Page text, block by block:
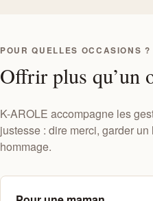
POUR QUELLES OCCASIONS ?
Offrir plus qu’un
K-AROLE accompagne les
justesse : dire merci, garder
hommage.